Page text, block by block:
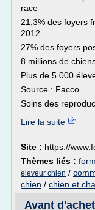
race
21,3% des foyers
2012
27% des foyers
8 millions de
Plus de 5 000
Source : Facco
Soins des
Lire la suite
Site : https://
Thèmes liés :
eleveur chien /
chien / chien et
Avant